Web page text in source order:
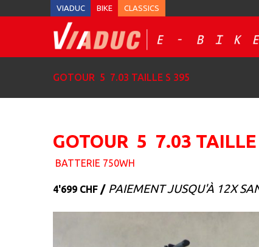
VIADUC BIKE CLASSICS
GOTOUR 5 7.03 TAILLE S 395
GOTOUR 5 7.03 TAILLE
BATTERIE 750WH
4'699 CHF / PAIEMENT JUSQU'À 12X